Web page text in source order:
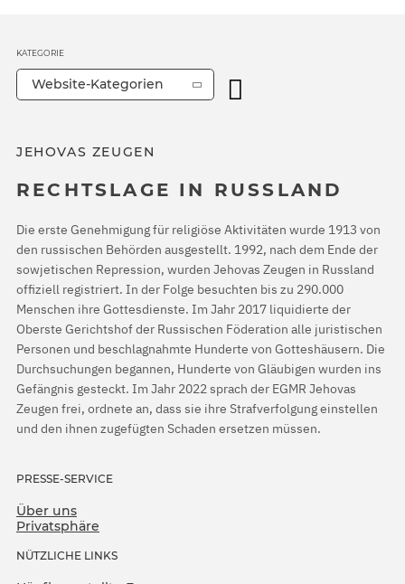
JEHOVAS ZEUGEN
RECHTSLAGE IN RUSSLAND
Die erste Genehmigung für religiöse Aktivitäten wurde 1913 von
den russischen Behörden ausgestellt. 1992, nach dem Ende der
sowjetischen Repression, wurden Jehovas Zeugen in Russland
offiziell registriert. In der Folge besuchten bis zu 290.000
Menschen ihre Gottesdienste. Im Jahr 2017 liquidierte der
Oberste Gerichtshof der Russischen Föderation alle juristischen
Personen und beschlagnahmte Hunderte von Gotteshäusern. Die
Durchsuchungen begannen, Hunderte von Gläubigen wurden ins
Gefängnis gesteckt. Im Jahr 2022 sprach der EGMR Jehovas
Zeugen frei, ordnete an, dass sie ihre Strafverfolgung einstellen
und den ihnen zugefügten Schaden ersetzen müssen.
PRESSE-SERVICE
Über uns
Privatsphäre
NÜTZLICHE LINKS
KATEGORIE
Website-Kategorien